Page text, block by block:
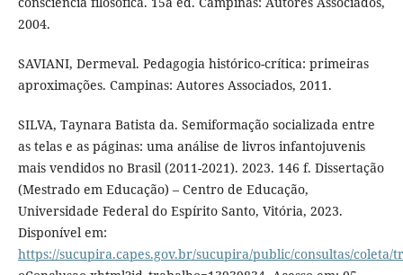
2004.
SAVIANI, Dermeval. Pedagogia histórico-crítica: primeiras
aproximações. Campinas: Autores Associados, 2011.
SILVA, Taynara Batista da. Semiformação socializada entre
as telas e as páginas: uma análise de livros infantojuvenis
mais vendidos no Brasil (2011-2021). 2023. 146 f. Dissertação
(Mestrado em Educação) – Centro de Educação,
Universidade Federal do Espírito Santo, Vitória, 2023.
Disponível em:
https://sucupira.capes.gov.br/sucupira/public/consultas/coleta/